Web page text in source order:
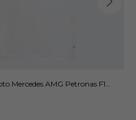
Mercedes AMG Petronas F1